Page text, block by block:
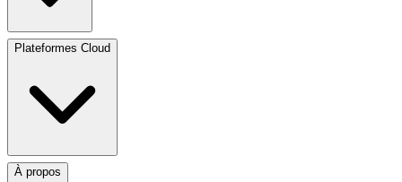
Plateformes Cloud
À propos